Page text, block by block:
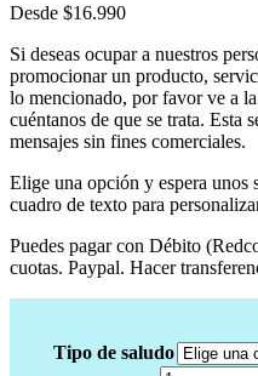
Desde $16.990
Si deseas ocupar a nuestros
promocionar un producto,
lo mencionado, por favor ve a
cuéntanos de que se trata. Esta
mensajes sin fines comerciales.
Elige una opción y espera unos
cuadro de texto para
Puedes pagar con Débito
cuotas. Paypal. Hacer
Tipo de saludo